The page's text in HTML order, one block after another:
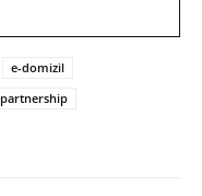
e-domizil
partnership